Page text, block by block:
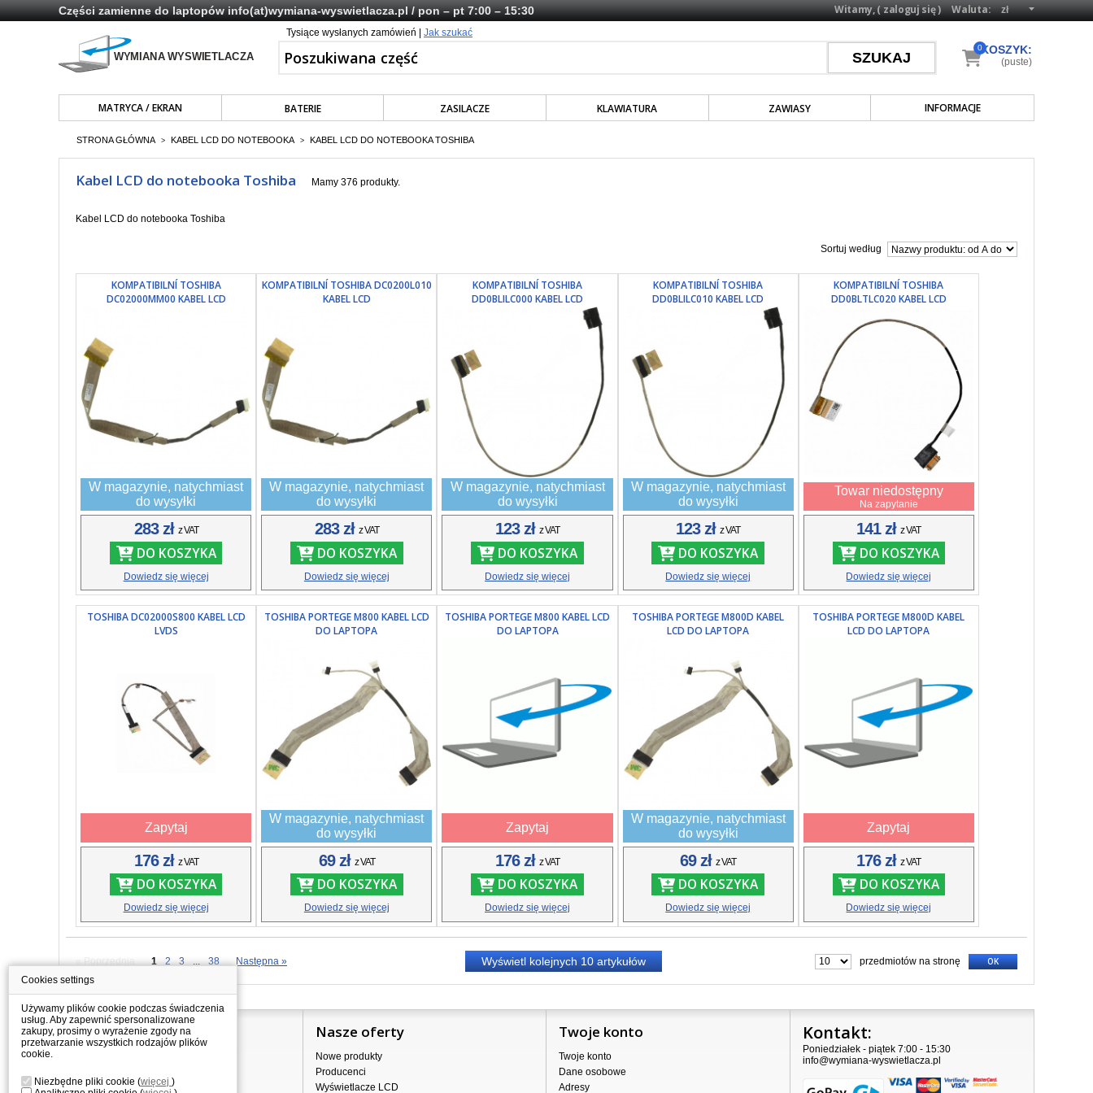
Części zamienne do laptopówinfo(at)wymiana-wyswietlacza.pl/ pon – pt 7:00 – 15:30 Waluta:
Witamy, (zaloguj się)
Tysiące wysłanych zamówień | Jak szukać
MATRYCA / EKRAN BATERIE ZASILACZE KLAWIATURA ZAWIASY INFORMACJE
KOSZYK:
0
(puste)
STRONA GŁÓWNA > KABEL LCD DO NOTEBOOKA > KABEL LCD DO NOTEBOOKA TOSHIBA
Kabel LCD do notebooka Toshiba Mamy 376 produkty.
Kabel LCD do notebooka Toshiba
Sortuj według
KOMPATIBILNÍ TOSHIBA
DC02000MM00 KABEL LCD
W magazynie, natychmiast
do wysyłki
283 zł z VAT
DO KOSZYKA
Dowiedz się więcej
KOMPATIBILNÍ TOSHIBA DC0200L010
KABEL LCD
W magazynie, natychmiast
do wysyłki
283 zł z VAT
DO KOSZYKA
Dowiedz się więcej
KOMPATIBILNÍ TOSHIBA
DD0BLILC000 KABEL LCD
W magazynie, natychmiast
do wysyłki
123 złz VAT
DO KOSZYKA
Dowiedz się więcej
KOMPATIBILNÍ TOSHIBA
DD0BLILC010 KABEL LCD
W magazynie, natychmiast
do wysyłki
123 złz VAT
DO KOSZYKA
Dowiedz się więcej
KOMPATIBILNÍ TOSHIBA
DD0BLTLC020 KABEL LCD
Towar niedostępny
Na zapytanie
141 złz VAT
DO KOSZYKA
Dowiedz się więcej
TOSHIBA DC02000S800 KABEL LCD
LVDS
Zapytaj
176 zł z VAT
DO KOSZYKA
Dowiedz się więcej
TOSHIBA PORTEGE M800 KABEL LCD
DO LAPTOPA
W magazynie, natychmiast
do wysyłki
69 zł z VAT
DO KOSZYKA
Dowiedz się więcej
TOSHIBA PORTEGE M800 KABEL LCD
DO LAPTOPA
Zapytaj
176 złz VAT
DO KOSZYKA
Dowiedz się więcej
TOSHIBA PORTEGE M800D KABEL
LCD DO LAPTOPA
W magazynie, natychmiast
do wysyłki
69 złz VAT
DO KOSZYKA
Dowiedz się więcej
TOSHIBA PORTEGE M800D KABEL
LCD DO LAPTOPA
Zapytaj
176 złz VAT
DO KOSZYKA
Dowiedz się więcej
« Poprzednia 1 2 3 ... 38 Następna » OK
przedmiotów na stronę
Wyświetl kolejnych10artykułów
Informacje
Sprzedaż hurtowa
Nasze oferty
Nowe produkty
Producenci
Wyświetlacze LCD
Twoje konto
Twoje konto
Dane osobowe
Adresy
Kontakt:
Poniedziałek - piątek 7:00 - 15:30
info@wymiana-wyswietlacza.pl
Cookies settings
Używamy plików cookie podczas świadczenia
usług. Aby zapewnić spersonalizowane
zakupy, prosimy o wyrażenie zgody na
przetwarzanie wszystkich rodzajów plików
cookie.
Niezbędne pliki cookie (więcej )